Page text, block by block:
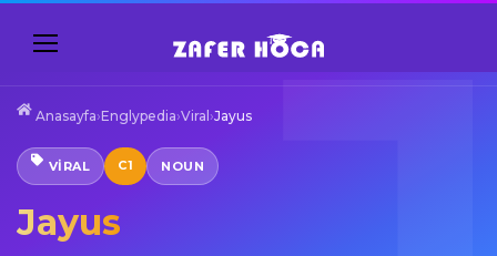
Anasayfa›Englypedia›Viral ›Jayus
VIRAL C1 NOUN
Jayus